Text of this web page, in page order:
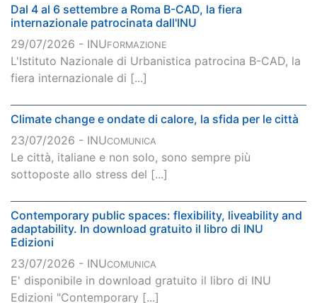
Dal 4 al 6 settembre a Roma B-CAD, la fiera
internazionale patrocinata dall'INU
29/07/2026 - INUFORMAZIONE
L'Istituto Nazionale di Urbanistica patrocina B-CAD, la
fiera internazionale di [...]
Climate change e ondate di calore, la sfida per le città
23/07/2026 - INUCOMUNICA
Le città, italiane e non solo, sono sempre più
sottoposte allo stress del [...]
Contemporary public spaces: flexibility, liveability and
adaptability. In download gratuito il libro di INU
Edizioni
23/07/2026 - INUCOMUNICA
E' disponibile in download gratuito il libro di INU
Edizioni "Contemporary [...]